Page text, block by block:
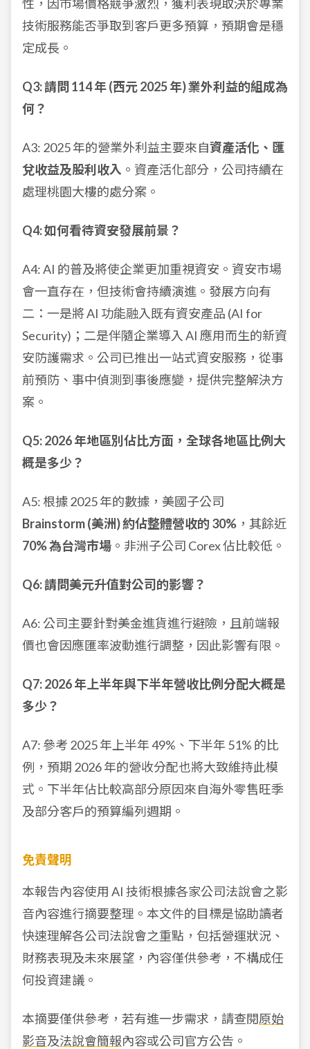
性，因市場價格競爭激烈，獲利表現取決於專業
技術服務能否爭取到客戶更多預算，預期會是穩
定成長。
Q3: 請問 114 年 (西元 2025 年) 業外利益的組成為
何？
A3: 2025 年的營業外利益主要來自資產活化、匯
兌收益及股利收入 。資產活化部分，公司持續在
處理桃園大樓的處分案。
Q4: 如何看待資安發展前景？
A4: AI 的普及將使企業更加重視資安。資安市場
會一直存在，但技術會持續演進。發展方向有
二：一是將 AI 功能融入既有資安產品 (AI for
Security)；二是伴隨企業導入 AI 應用而生的新資
安防護需求。公司已推出一站式資安服務，從事
前預防、事中偵測到事後應變，提供完整解決方
案。
Q5: 2026 年地區別佔比方面，全球各地區比例大
概是多少？
A5: 根據 2025 年的數據，美國子公司
Brainstorm (美洲) 約佔整體營收的 30% ，其餘近
70% 為台灣市場 。非洲子公司 Corex 佔比較低。
Q6: 請問美元升值對公司的影響？
A6: 公司主要針對美金進貨進行避險，且前端報
價也會因應匯率波動進行調整，因此影響有限。
Q7: 2026 年上半年與下半年營收比例分配大概是
多少？
A7: 參考 2025 年上半年 49%、下半年 51% 的比
例，預期 2026 年的營收分配也將大致維持此模
式。下半年佔比較高部分原因來自海外零售旺季
及部分客戶的預算編列週期。
免責聲明
本報告內容使用 AI 技術根據各家公司法說會之影
音內容進行摘要整理。本文件的目標是協助讀者
快速理解各公司法說會之重點，包括營運狀況、
財務表現及未來展望，內容僅供參考，不構成任
何投資建議。
本摘要僅供參考，若有進一步需求，請查閱原始
影音及法說會簡報內容或公司官方公告。